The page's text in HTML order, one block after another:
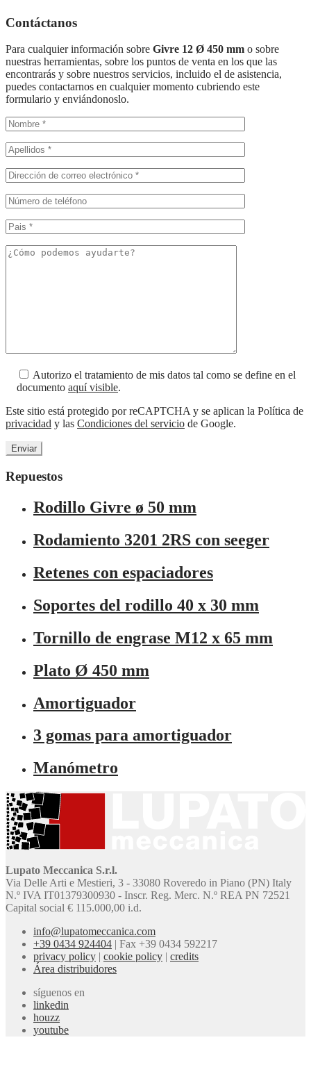
Contáctanos
Para cualquier información sobre Givre 12 Ø 450 mm o sobre
nuestras herramientas, sobre los puntos de venta en los que las
encontrarás y sobre nuestros servicios, incluido el de asistencia,
puedes contactarnos en cualquier momento cubriendo este
formulario y enviándonoslo.
Autorizo el tratamiento de mis datos tal como se define en el
documento aquí visible.
Este sitio está protegido por reCAPTCHA y se aplican la Política de
privacidad y las Condiciones del servicio de Google.
Repuestos
Rodillo Givre ø 50 mm
Rodamiento 3201 2RS con seeger
Retenes con espaciadores
Soportes del rodillo 40 x 30 mm
Tornillo de engrase M12 x 65 mm
Plato Ø 450 mm
Amortiguador
3 gomas para amortiguador
Manómetro
Lupato Meccanica S.r.l.
Via Delle Arti e Mestieri, 3 - 33080 Roveredo in Piano (PN) Italy
N.º IVA IT01379300930 - Inscr. Reg. Merc. N.º REA PN 72521
Capital social € 115.000,00 i.d.
info@lupatomeccanica.com
+39 0434 924404 | Fax +39 0434 592217
privacy policy | cookie policy | credits
Área distribuidores
síguenos en
linkedin
houzz
youtube